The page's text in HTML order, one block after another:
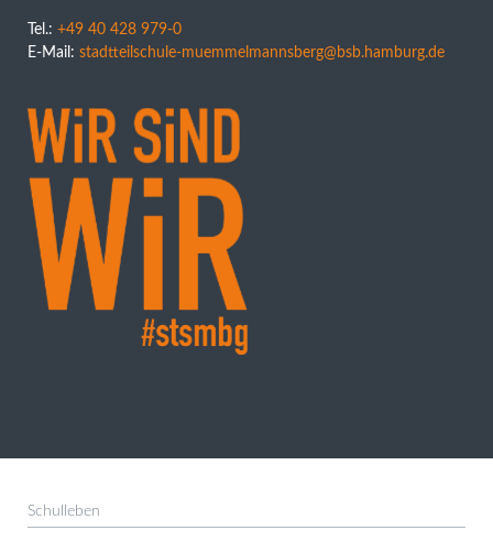
Tel.: +49 40 428 979-0
E-Mail: stadtteilschule-muemmelmannsberg@bsb.hamburg.de
Schulleben